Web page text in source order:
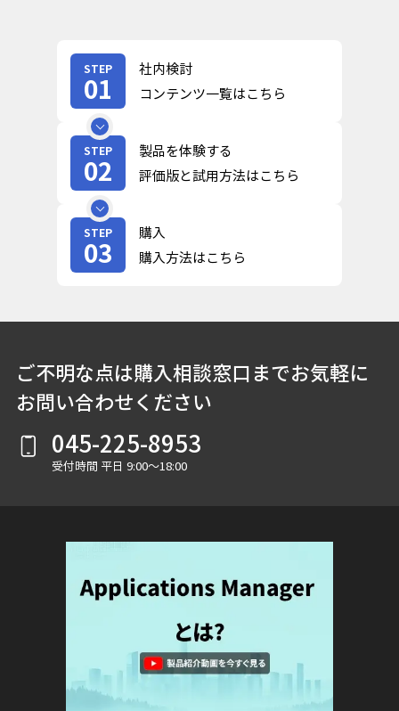
STEP
01
社内検討
コンテンツ一覧はこちら
STEP
02
製品を体験する
評価版と試用方法はこちら
STEP
03
購入
購入方法はこちら
ご不明な点は購入相談窓口までお気軽に
お問い合わせください
045-225-8953
受付時間 平日 9:00～18:00